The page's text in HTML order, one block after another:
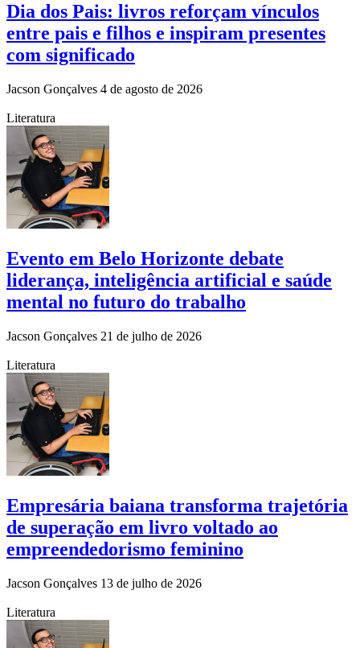
Dia dos Pais: livros reforçam vínculos
entre pais e filhos e inspiram presentes
com significado
Jacson Gonçalves 4 de agosto de 2026
Literatura
Evento em Belo Horizonte debate
liderança, inteligência artificial e saúde
mental no futuro do trabalho
Jacson Gonçalves 21 de julho de 2026
Literatura
Empresária baiana transforma trajetória
de superação em livro voltado ao
empreendedorismo feminino
Jacson Gonçalves 13 de julho de 2026
Literatura